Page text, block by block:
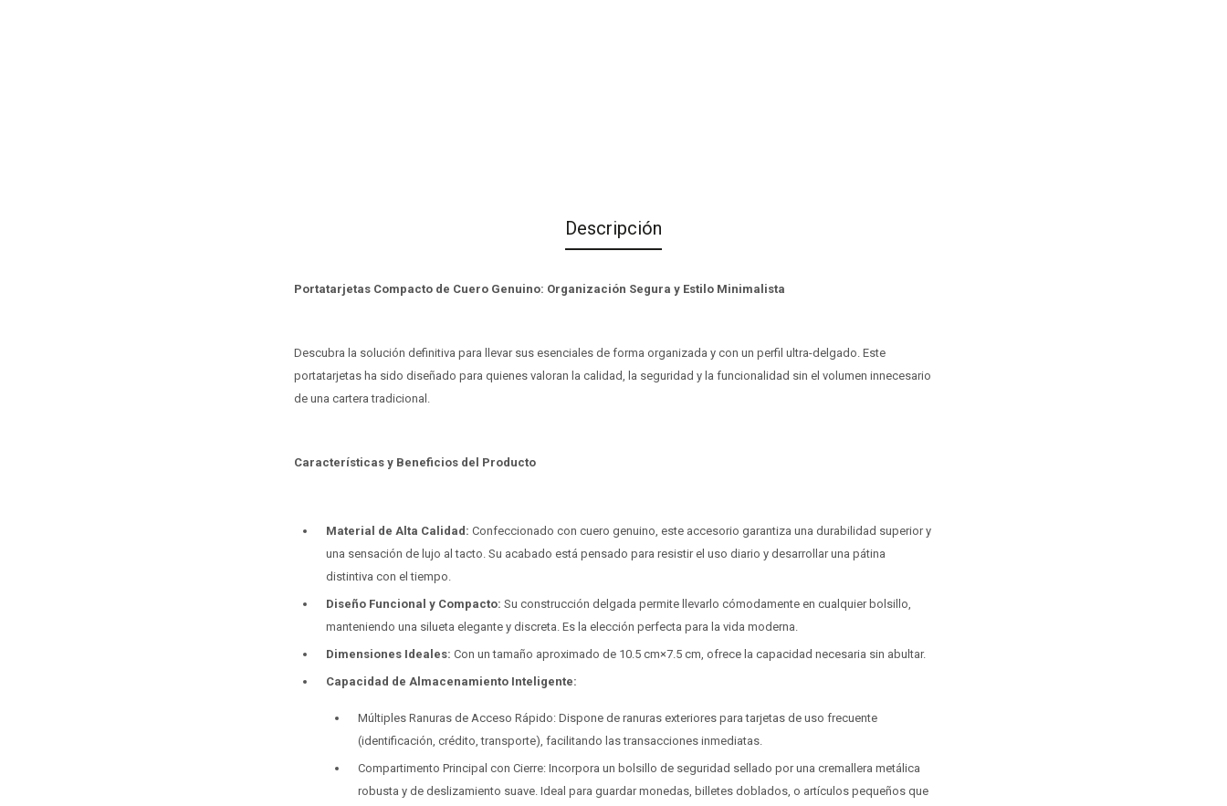
Descripción
Portatarjetas Compacto de Cuero Genuino: Organización Segura y Estilo Minimalista
Descubra la solución definitiva para llevar sus esenciales de forma organizada y con un perfil ultra-delgado. Este
portatarjetas ha sido diseñado para quienes valoran la calidad, la seguridad y la funcionalidad sin el volumen innecesario
de una cartera tradicional.
Características y Beneficios del Producto
Material de Alta Calidad: Confeccionado con cuero genuino, este accesorio garantiza una durabilidad superior y
una sensación de lujo al tacto. Su acabado está pensado para resistir el uso diario y desarrollar una pátina
distintiva con el tiempo.
Diseño Funcional y Compacto: Su construcción delgada permite llevarlo cómodamente en cualquier bolsillo,
manteniendo una silueta elegante y discreta. Es la elección perfecta para la vida moderna.
Dimensiones Ideales: Con un tamaño aproximado de 10.5 cm×7.5 cm, ofrece la capacidad necesaria sin abultar.
Capacidad de Almacenamiento Inteligente:
Múltiples Ranuras de Acceso Rápido: Dispone de ranuras exteriores para tarjetas de uso frecuente
(identificación, crédito, transporte), facilitando las transacciones inmediatas.
Compartimento Principal con Cierre: Incorpora un bolsillo de seguridad sellado por una cremallera metálica
robusta y de deslizamiento suave. Ideal para guardar monedas, billetes doblados, o artículos pequeños que